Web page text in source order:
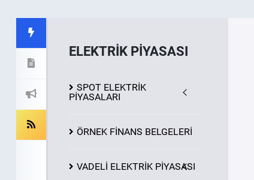
ELEKTRİK PİYASASI
SPOT ELEKTRİK
PİYASALARI
ÖRNEK FİNANS BELGELERİ
VADELİ ELEKTRİK PİYASASI